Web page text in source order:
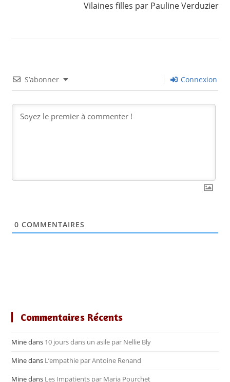
Vilaines filles par Pauline Verduzier
S’abonner Connexion
0 COMMENTAIRES
Commentaires Récents
Minedans 10 jours dans un asile par Nellie Bly
Minedans L’empathie par Antoine Renand
Minedans Les Impatients par Maria Pourchet